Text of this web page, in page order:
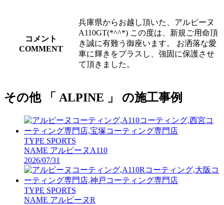
コメント
COMMENT
兵庫県からお越し頂いた、アルピーヌ
A110GT(*^^*) この度は、新規ご用命頂
き誠に有難う御座います。 お洒落な愛
車に輝きをプラスし、強固に保護させ
て頂きました。
その他 「 ALPINE 」 の施工事例
TYPE SPORTS
NAME アルピーヌA110
2026/07/31
TYPE SPORTS
NAME アルピーヌR